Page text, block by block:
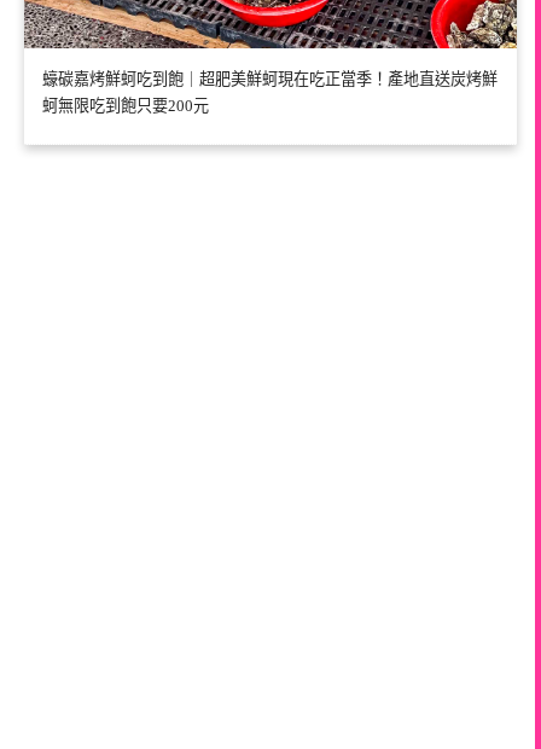
蠔碳嘉烤鮮蚵吃到飽｜超肥美鮮蚵現在吃正當季！產地直送炭烤鮮
蚵無限吃到飽只要200元